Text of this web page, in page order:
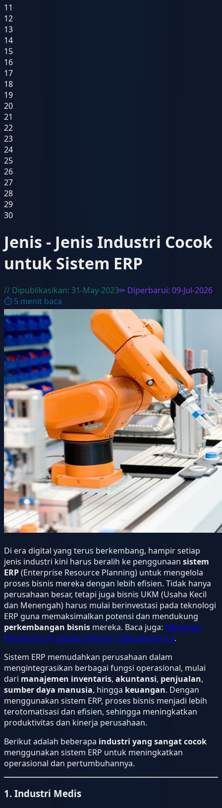
11
12
13
14
15
16
17
18
19
20
21
22
23
24
25
26
27
28
29
30
Jenis - Jenis Industri Cocok
untuk Sistem ERP
// Dipublikasikan: 31-May-2023✏ Diperbarui: 09-Jul-2026
⏱ 5 menit baca
Di era digital yang terus berkembang, hampir setiap
jenis industri kini harus beralih ke penggunaan sistem
ERP(Enterprise Resource Planning) untuk mengelola
proses bisnis mereka dengan lebih efisien. Tidak hanya
perusahaan besar, tetapi juga bisnis UKM (Usaha Kecil
dan Menengah) harus mulai berinvestasi pada teknologi
ERP guna memaksimalkan potensi dan mendukung
perkembangan bisnis mereka. Baca juga: Mengapa
Monitoring Produksi Penting ? Bagaimana Ca.
Sistem ERP memudahkan perusahaan dalam
mengintegrasikan berbagai fungsi operasional, mulai
dari manajemen inventaris, akuntansi, penjualan,
sumber daya manusia, hingga keuangan. Dengan
menggunakan sistem ERP, proses bisnis menjadi lebih
terotomatisasi dan efisien, sehingga meningkatkan
produktivitas dan kinerja perusahaan.
Berikut adalah beberapa industri yang sangat cocok
menggunakan sistem ERP untuk meningkatkan
operasional dan pertumbuhannya.
1. Industri Medis